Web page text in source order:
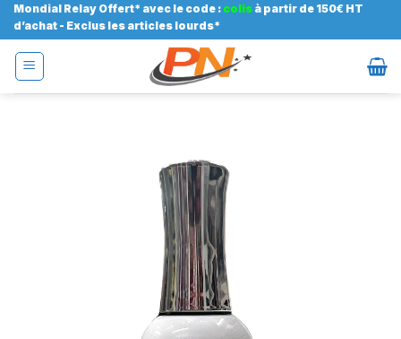
Passer
au
contenu
Mondial Relay Offert* avec le code : colis à partir de 150€ HT
d’achat - Exclus les articles lourds*